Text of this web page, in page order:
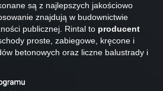
są z najlepszych jakościowo
znajdują w budownictwie
publicznej. Rintal to producent
proste, zabiegowe, kręcone i
betonowych oraz liczne balustrady i